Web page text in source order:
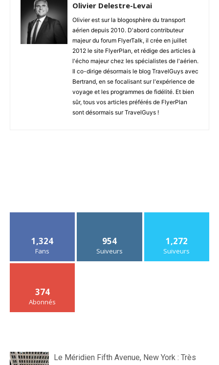
Olivier Delestre-Levai
Olivier est sur la blogosphère du transport
aérien depuis 2010. D'abord contributeur
majeur du forum FlyerTalk, il crée en juillet
2012 le site FlyerPlan, et rédige des articles à
l'écho majeur chez les spécialistes de l'aérien.
Il co-dirige désormais le blog TravelGuys avec
Bertrand, en se focalisant sur l'expérience de
voyage et les programmes de fidélité. Et bien
sûr, tous vos articles préférés de FlyerPlan
sont désormais sur TravelGuys !
1,324
Fans
954
Suiveurs
1,272
Suiveurs
374
Abonnés
Le Méridien Fifth Avenue, New York : Très